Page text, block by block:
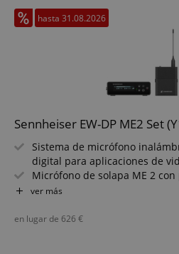
hasta 31.08.2026
Sennheiser EW-DP ME2 Set
Sistema de micrófono
digital para aplicaciones de
Micrófono de solapa ME 2
Rango de frecuencia Y1-3:
Duración de batería
hasta 12 h, receptor hasta 7 h
Latencia excepcionalmente
App Smart Assist para
ver más
en lugar de 626 €
amazon-pay-connectedAuth
apay-session-set
Política de